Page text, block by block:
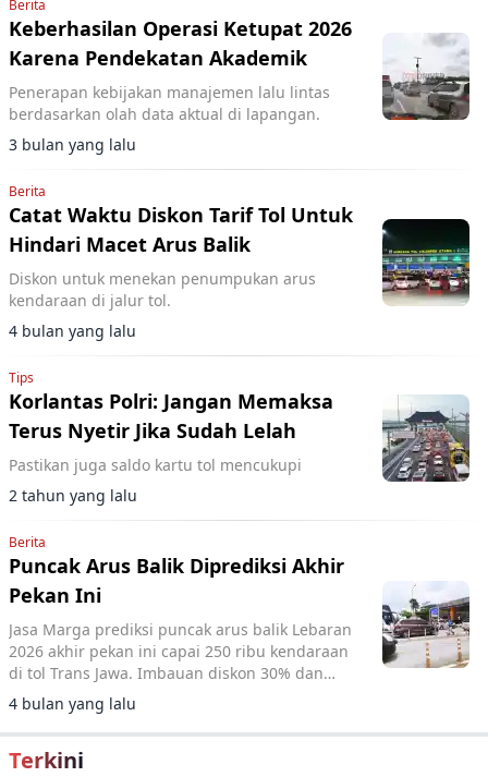
Berita
Keberhasilan Operasi Ketupat 2026
Karena Pendekatan Akademik
Penerapan kebijakan manajemen lalu lintas
berdasarkan olah data aktual di lapangan.
3 bulan yang lalu
Berita
Catat Waktu Diskon Tarif Tol Untuk
Hindari Macet Arus Balik
Diskon untuk menekan penumpukan arus
kendaraan di jalur tol.
4 bulan yang lalu
Tips
Korlantas Polri: Jangan Memaksa
Terus Nyetir Jika Sudah Lelah
Pastikan juga saldo kartu tol mencukupi
2 tahun yang lalu
Berita
Puncak Arus Balik Diprediksi Akhir
Pekan Ini
Jasa Marga prediksi puncak arus balik Lebaran
2026 akhir pekan ini capai 250 ribu kendaraan
di tol Trans Jawa. Imbauan diskon 30% dan
rekayasa lalu lintas diterapkan.
4 bulan yang lalu
Terkini